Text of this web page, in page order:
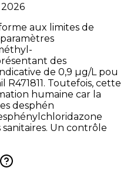
aux limites de
des
de 0,9 µg/L pou
Toutefois, cette
humaine car la
desphén
Un contrôle